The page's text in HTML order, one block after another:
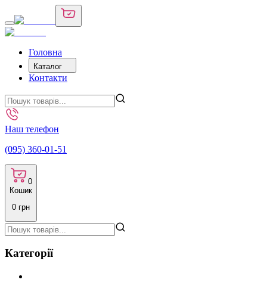
Головна
Каталог
Контакти
Наш телефон
(095) 360-01-51
0
Кошик
0 грн
Категорії